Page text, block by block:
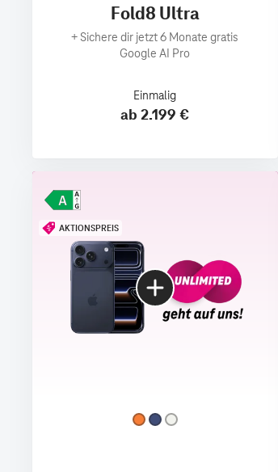
Fold8 Ultra
+Sichere dir jetzt 6 Monate gratis
Google AI Pro
Einmalig
ab 2.199 €
AKTIONSPREIS